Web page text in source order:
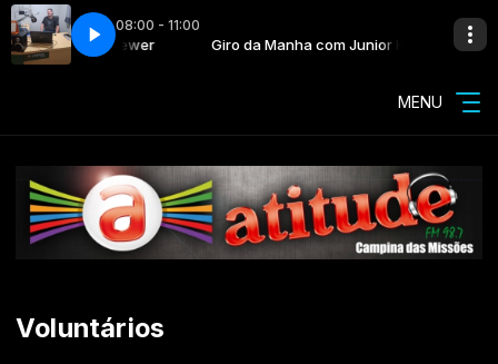
08:00 - 11:00
com Junior Krewer Giro da Manha com Junior Krewer
Stream Hi-Fi Internet Stream
MENU
Voluntários